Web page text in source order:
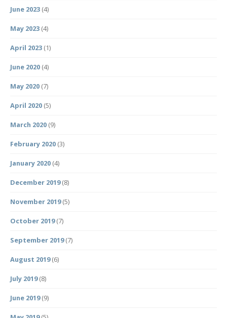
June 2023 (4)
May 2023 (4)
April 2023 (1)
June 2020 (4)
May 2020 (7)
April 2020 (5)
March 2020 (9)
February 2020 (3)
January 2020 (4)
December 2019(8)
November 2019(5)
October 2019(7)
September 2019(7)
August 2019(6)
July 2019(8)
June 2019(9)